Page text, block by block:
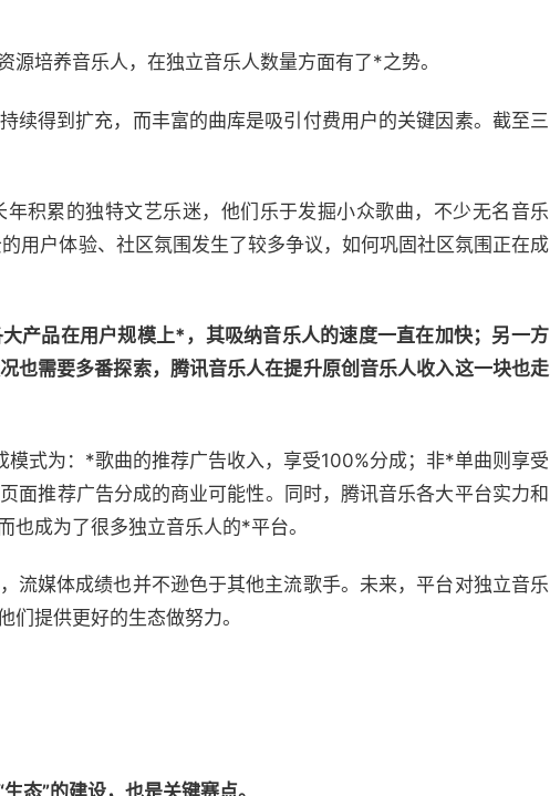
培养音乐人，在独立音乐人数量方面有了*之势。
续得到扩充，而丰富的曲库是吸引付费用户的关键因素。截至三
积累的独特文艺乐迷，他们乐于发掘小众歌曲，不少无名音乐
用户体验、社区氛围发生了较多争议，如何巩固社区氛围正在成
产品在用户规模上*，其吸纳音乐人的速度一直在加快；另一方
也需要多番探索，腾讯音乐人在提升原创音乐人收入这一块也走
模式为：*歌曲的推荐广告收入，享受100%分成；非*单曲则享受
面推荐广告分成的商业可能性。同时，腾讯音乐各大平台实力和
也成为了很多独立音乐人的*平台。
流媒体成绩也并不逊色于其他主流歌手。未来，平台对独立音乐
提供更好的生态做努力。